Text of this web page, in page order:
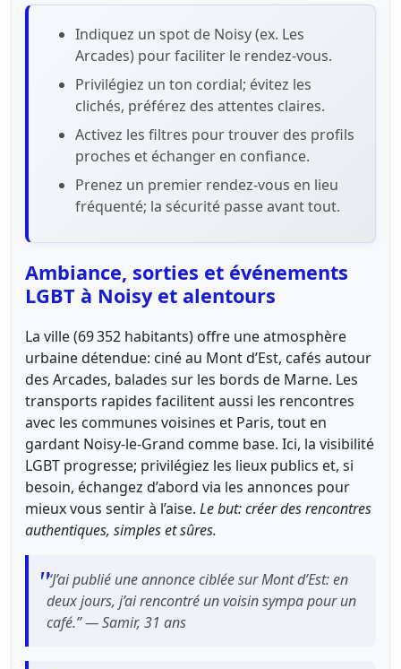
Indiquez un spot de Noisy (ex. Les
Arcades) pour faciliter le rendez-vous.
Privilégiez un ton cordial; évitez les
clichés, préférez des attentes claires.
Activez les filtres pour trouver des profils
proches et échanger en confiance.
Prenez un premier rendez-vous en lieu
fréquenté; la sécurité passe avant tout.
Ambiance, sorties et événements
LGBT à Noisy et alentours
La ville (69 352 habitants) offre une atmosphère
urbaine détendue: ciné au Mont d’Est, cafés autour
des Arcades, balades sur les bords de Marne. Les
transports rapides facilitent aussi les rencontres
avec les communes voisines et Paris, tout en
gardant Noisy-le-Grand comme base. Ici, la visibilité
LGBT progresse; privilégiez les lieux publics et, si
besoin, échangez d’abord via les annonces pour
mieux vous sentir à l’aise. Le but: créer des rencontres
authentiques, simples et sûres.
“J’ai publié une annonce ciblée sur Mont d’Est: en
deux jours, j’ai rencontré un voisin sympa pour un
café.” — Samir, 31 ans